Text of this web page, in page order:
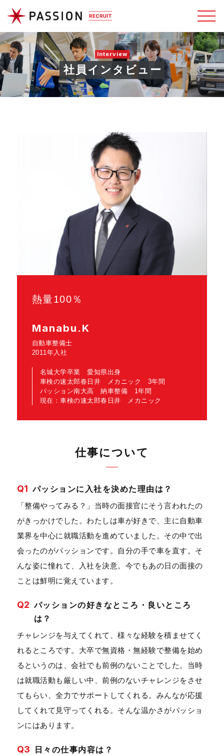
Interview
社員インタビュー
熱量100％
Manabu.K
自動車整備士
2011年入社
名城大学卒業 愛知県出身
車検の速太郎春日井 メカニック 3年間
パッション南大高 納車整備 1年間
現在：車検の速太郎春日井 メカニック
仕事について
Q1 パッションに入社を決めた理由は？
「整備やってみる？」当時の面接官にそう言われたの
がきっかけでした。わたしは車が好きで、主に自動車
業界を中心に就職活動を進めていました。その中で出
会ったのがパッションです。自分の手で車を直す。そ
んな姿に憧れて、入社を決意。今でもあの日の面接の
ことは鮮明に覚えています。
Q2 パッションの好きなところ・良いところ
は？
チャレンジを与えてくれて、様々な経験を積ませてく
れるところです。大卒で無資格・無経験で整備を始め
るというのは、会社でも前例のないことでした。当時
は就職活動も厳しい中、前例のないチャレンジをさせ
てもらい、全力でサポートしてくれる。みんなが応援
してくれて見守ってくれる。そんな温かさがパッショ
ンにはあります。
Q3
日々の仕事内容は？